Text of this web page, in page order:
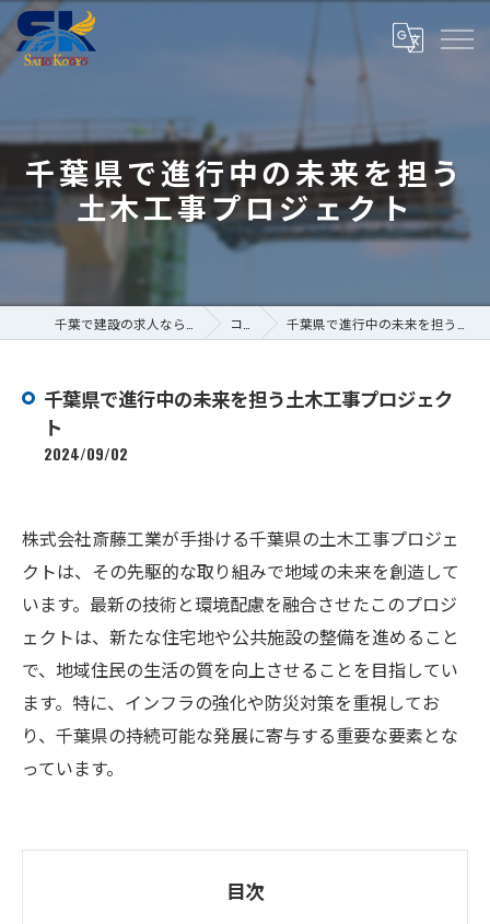
千葉県で進行中の未来を担う
土木工事プロジェクト
コラム 千葉県で進行中の未来を担う土木工事プロジェクト
千葉県で進行中の未来を担う土木工事プロジェク
ト
2024/09/02
株式会社斎藤工業が手掛ける千葉県の土木工事プロジェ
クトは、その先駆的な取り組みで地域の未来を創造して
います。最新の技術と環境配慮を融合させたこのプロジ
ェクトは、新たな住宅地や公共施設の整備を進めること
で、地域住民の生活の質を向上させることを目指してい
ます。特に、インフラの強化や防災対策を重視してお
り、千葉県の持続可能な発展に寄与する重要な要素とな
っています。
目次